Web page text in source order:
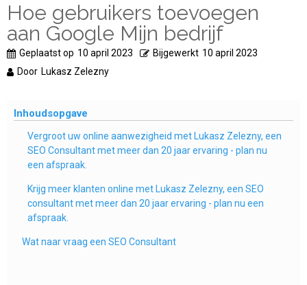
Hoe gebruikers toevoegen
aan Google Mijn bedrijf
Geplaatst op 10 april 2023 Bijgewerkt 10 april 2023
Door Lukasz Zelezny
Inhoudsopgave
Vergroot uw online aanwezigheid met Lukasz Zelezny, een
SEO Consultant met meer dan 20 jaar ervaring - plan nu
een afspraak.
Krijg meer klanten online met Lukasz Zelezny, een SEO
consultant met meer dan 20 jaar ervaring - plan nu een
afspraak.
Wat naar vraag een SEO Consultant